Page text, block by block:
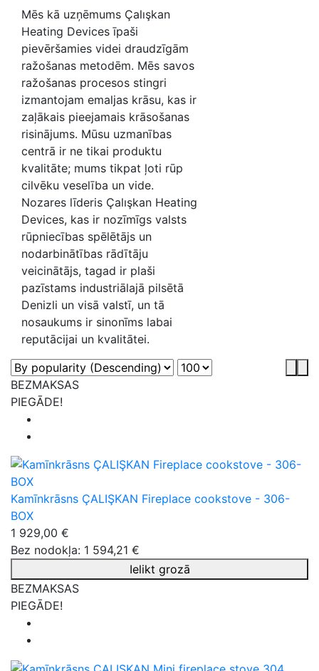
Mēs kā uzņēmums Çalışkan
Heating Devices īpaši
pievēršamies videi draudzīgām
ražošanas metodēm. Mēs savos
ražošanas procesos stingri
izmantojam emaljas krāsu, kas ir
zaļākais pieejamais krāsošanas
risinājums. Mūsu uzmanības
centrā ir ne tikai produktu
kvalitāte; mums tikpat ļoti rūp
cilvēku veselība un vide.
Nozares līderis Çalışkan Heating
Devices, kas ir nozīmīgs valsts
rūpniecības spēlētājs un
nodarbinātības rādītāju
veicinātājs, tagad ir plaši
pazīstams industriālajā pilsētā
Denizli un visā valstī, un tā
nosaukums ir sinonīms labai
reputācijai un kvalitātei.
BEZMAKSAS
PIEGĀDE!
Kamīnkrāsns ÇALIŞKAN Fireplace cookstove - 306-
BOX
1 929,00 €
Bez nodokļa: 1 594,21 €
Ielikt grozā
BEZMAKSAS
PIEGĀDE!